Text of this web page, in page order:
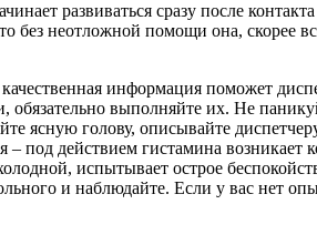
развиваться сразу после
без неотложной помощи она, скорее
информация поможет
выполняйте их. Не
ясную голову, описывайте
под действием гистамина
испытывает острое
и наблюдайте. Если у вас нет